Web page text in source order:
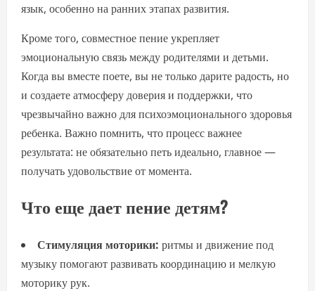
язык, особенно на ранних этапах развития.
Кроме того, совместное пение укрепляет
эмоциональную связь между родителями и детьми.
Когда вы вместе поете, вы не только дарите радость, но
и создаете атмосферу доверия и поддержки, что
чрезвычайно важно для психоэмоционального здоровья
ребенка. Важно помнить, что процесс важнее
результата: не обязательно петь идеально, главное —
получать удовольствие от момента.
Что еще дает пение детям?
Стимуляция моторики: ритмы и движение под
музыку помогают развивать координацию и мелкую
моторику рук.